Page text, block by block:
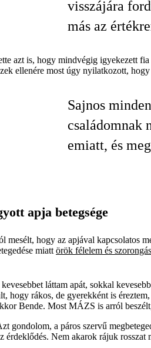
visszájára
más az
azt is, hogy mindvégig igyekezett
ellenére most úgy nyilatkozott,
Sajnos
családomnak
emiatt, és
apja betegsége
mesélt, hogy az apjával kapcsolatos
miatt örök félelem és
láttam apát, sokkal
hogy rákos, de gyerekként is
Bende. Most MÁZS is arról
gondolom, a páros szervű
érdeklődés. Nem akarok rájuk